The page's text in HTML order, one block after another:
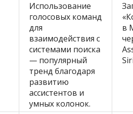
Использование
голосовых команд
для
взаимодействия с
системами поиска
— популярный
тренд благодаря
развитию
ассистентов и
умных колонок.
в